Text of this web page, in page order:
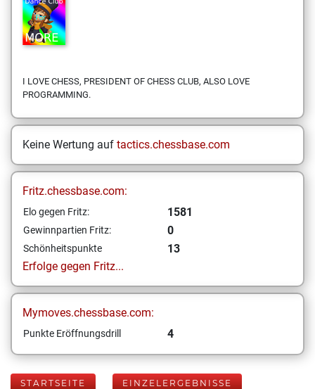
I LOVE CHESS, PRESIDENT OF CHESS CLUB, ALSO LOVE
PROGRAMMING.
Keine Wertung auf tactics.chessbase.com
Fritz.chessbase.com:
Elo gegen Fritz: 1581
Gewinnpartien Fritz: 0
Schönheitspunkte
13
Erfolge gegen Fritz...
Mymoves.chessbase.com:
Punkte Eröffnungsdrill 4
STARTSEITE EINZELERGEBNISSE